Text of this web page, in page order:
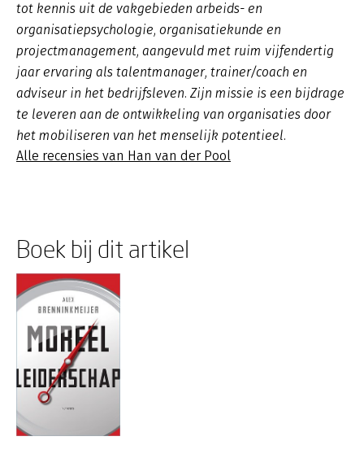
tot kennis uit de vakgebieden arbeids- en
organisatiepsychologie, organisatiekunde en
projectmanagement, aangevuld met ruim vijfendertig
jaar ervaring als talentmanager, trainer/coach en
adviseur in het bedrijfsleven. Zijn missie is een bijdrage
te leveren aan de ontwikkeling van organisaties door
het mobiliseren van het menselijk potentieel.
Alle recensies van Han van der Pool
Boek bij dit artikel